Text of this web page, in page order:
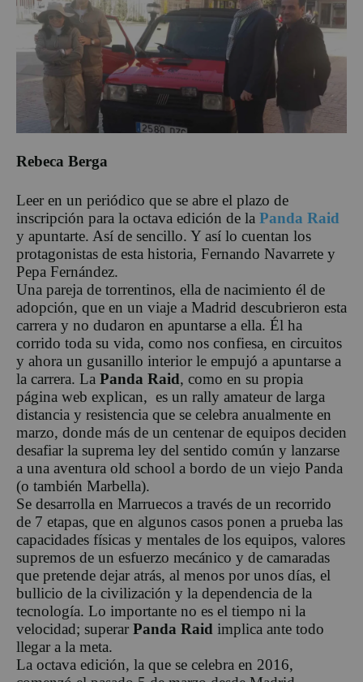
Rebeca Berga
Leer en un periódico que se abre el plazo de
inscripción para la octava edición de la Panda Raid
y apuntarte. Así de sencillo. Y así lo cuentan los
protagonistas de esta historia, Fernando Navarrete y
Pepa Fernández.
Una pareja de torrentinos, ella de nacimiento él de
adopción, que en un viaje a Madrid descubrieron esta
carrera y no dudaron en apuntarse a ella. Él ha
corrido toda su vida, como nos confiesa, en circuitos
y ahora un gusanillo interior le empujó a apuntarse a
la carrera. La Panda Raid, como en su propia
página web explican, es un rally amateur de larga
distancia y resistencia que se celebra anualmente en
marzo, donde más de un centenar de equipos deciden
desafiar la suprema ley del sentido común y lanzarse
a una aventura old school a bordo de un viejo Panda
(o también Marbella).
Se desarrolla en Marruecos a través de un recorrido
de 7 etapas, que en algunos casos ponen a prueba las
capacidades físicas y mentales de los equipos, valores
supremos de un esfuerzo mecánico y de camaradas
que pretende dejar atrás, al menos por unos días, el
bullicio de la civilización y la dependencia de la
tecnología. Lo importante no es el tiempo ni la
velocidad; superar Panda Raid implica ante todo
llegar a la meta.
La octava edición, la que se celebra en 2016,